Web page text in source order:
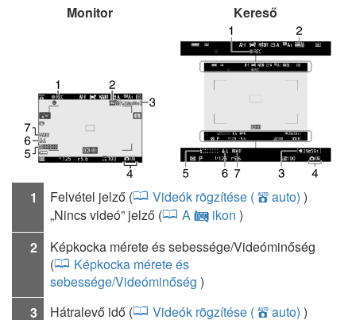
Monitor Kereső
1 Felvétel jelző ( Videók rögzítése (b auto) )
„Nincs videó” jelző (
A0 ikon )
2
Képkocka mérete és sebessége/Videóminőség
(
Képkocka mérete és
sebessége/Videóminőség )
3
Hátralevő idő ( Videók rögzítése (b auto) )